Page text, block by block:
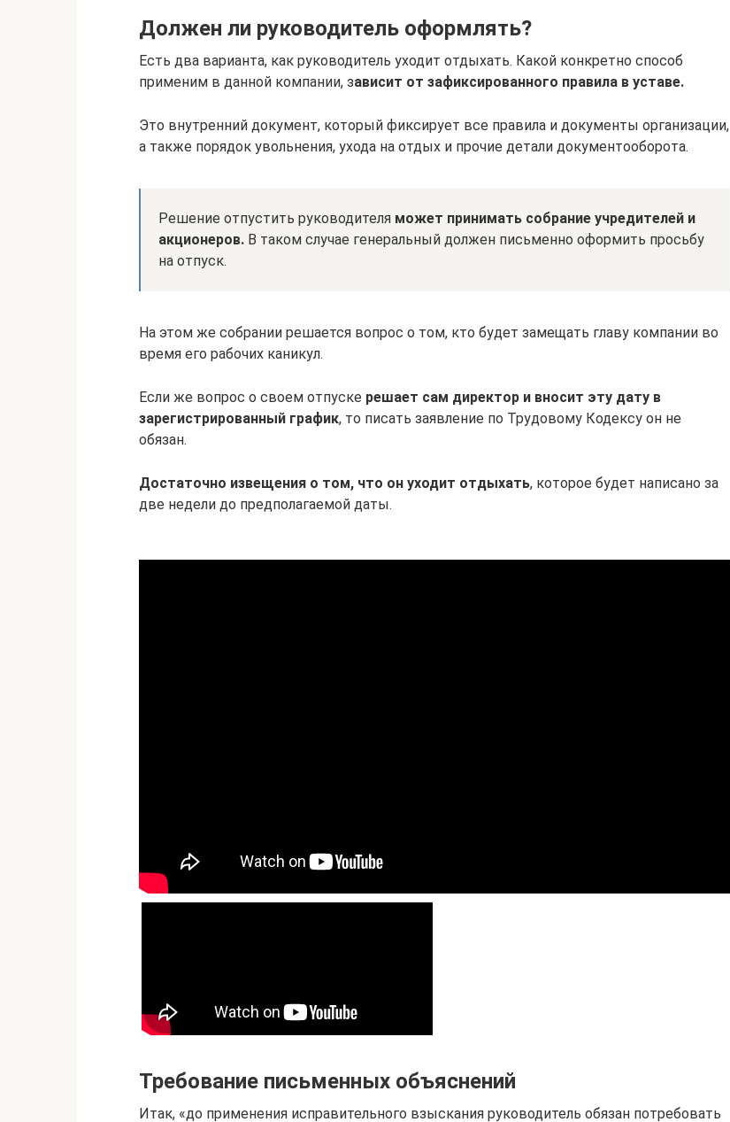
Должен ли руководитель оформлять?
Есть два варианта, как руководитель уходит отдыхать. Какой конкретно способ
применим в данной компании, зависит от зафиксированного правила в уставе.
Это внутренний документ, который фиксирует все правила и документы организации,
а также порядок увольнения, ухода на отдых и прочие детали документооборота.
Решение отпустить руководителя может принимать собрание учредителей и
акционеров. В таком случае генеральный должен письменно оформить просьбу
на отпуск.
На этом же собрании решается вопрос о том, кто будет замещать главу компании во
время его рабочих каникул.
Если же вопрос о своем отпуске решает сам директор и вносит эту дату в
зарегистрированный график, то писать заявление по Трудовому Кодексу он не
обязан.
Достаточно извещения о том, что он уходит отдыхать, которое будет написано за
две недели до предполагаемой даты.
Требование письменных объяснений
Итак, «до применения исправительного взыскания руководитель обязан потребовать